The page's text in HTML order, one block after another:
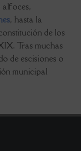
alfoces,
, hasta la
de los
Tras muchas
de escisiones o
municipal